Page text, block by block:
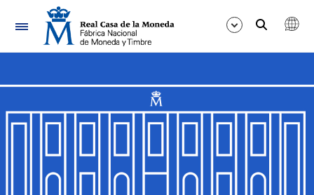
Nabigazioa
Erakutsi/Ezkutatu
Erakutsi/Ezkutatu